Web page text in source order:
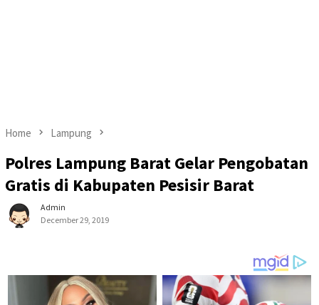
Home Lampung
Polres Lampung Barat Gelar Pengobatan
Gratis di Kabupaten Pesisir Barat
Admin
December 29, 2019